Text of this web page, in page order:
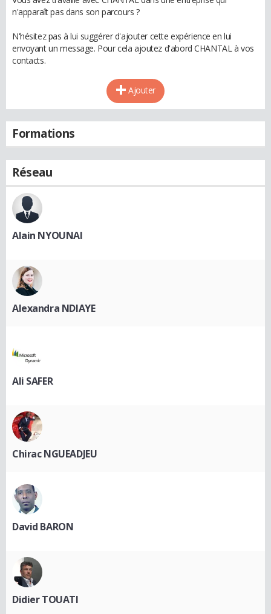
n'apparaît pas dans son parcours ?
N'hésitez pas à lui suggérer d'ajouter cette expérience en lui
envoyant un message. Pour cela ajoutez d'abord CHANTAL à vos
contacts.
Ajouter
Formations
Réseau
Alain NYOUNAI
Alexandra NDIAYE
Ali SAFER
Chirac NGUEADJEU
David BARON
Didier TOUATI